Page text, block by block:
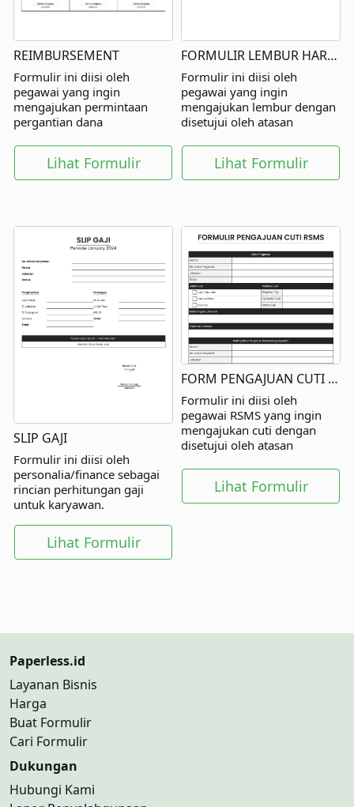
REIMBURSEMENT
Formulir ini diisi oleh
pegawai yang ingin
mengajukan permintaan
pergantian dana
disetujui oleh atasan
langsung dan pihak lainnya.
Lihat Formulir
FORMULIR LEMBUR HARIAN
Formulir ini diisi oleh
pegawai yang ingin
mengajukan lembur dengan
disetujui oleh atasan
Lihat Formulir
SLIP GAJI
Formulir ini diisi oleh
personalia/finance sebagai
rincian perhitungan gaji
untuk karyawan.
Lihat Formulir
FORM PENGAJUAN CUTI RSMS
Formulir ini diisi oleh
pegawai RSMS yang ingin
mengajukan cuti dengan
disetujui oleh atasan
Lihat Formulir
Paperless.id
Layanan Bisnis
Harga
Buat Formulir
Cari Formulir
Dukungan
Hubungi Kami